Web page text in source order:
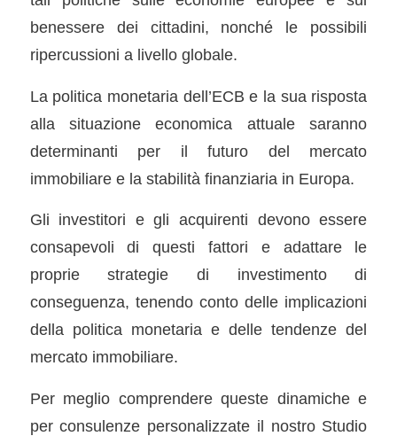
benessere dei cittadini, nonché le possibili
ripercussioni a livello globale.
La politica monetaria dell’ECB e la sua risposta
alla situazione economica attuale saranno
determinanti per il futuro del mercato
immobiliare e la stabilità finanziaria in Europa.
Gli investitori e gli acquirenti devono essere
consapevoli di questi fattori e adattare le
proprie strategie di investimento di
conseguenza, tenendo conto delle implicazioni
della politica monetaria e delle tendenze del
mercato immobiliare.
Per meglio comprendere queste dinamiche e
per consulenze personalizzate il nostro Studio